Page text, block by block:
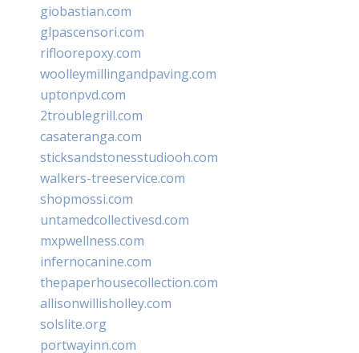
giobastian.com
glpascensori.com
rifloorepoxy.com
woolleymillingandpaving.com
uptonpvd.com
2troublegrill.com
casateranga.com
sticksandstonesstudiooh.com
walkers-treeservice.com
shopmossi.com
untamedcollectivesd.com
mxpwellness.com
infernocanine.com
thepaperhousecollection.com
allisonwillisholley.com
solslite.org
portwayinn.com